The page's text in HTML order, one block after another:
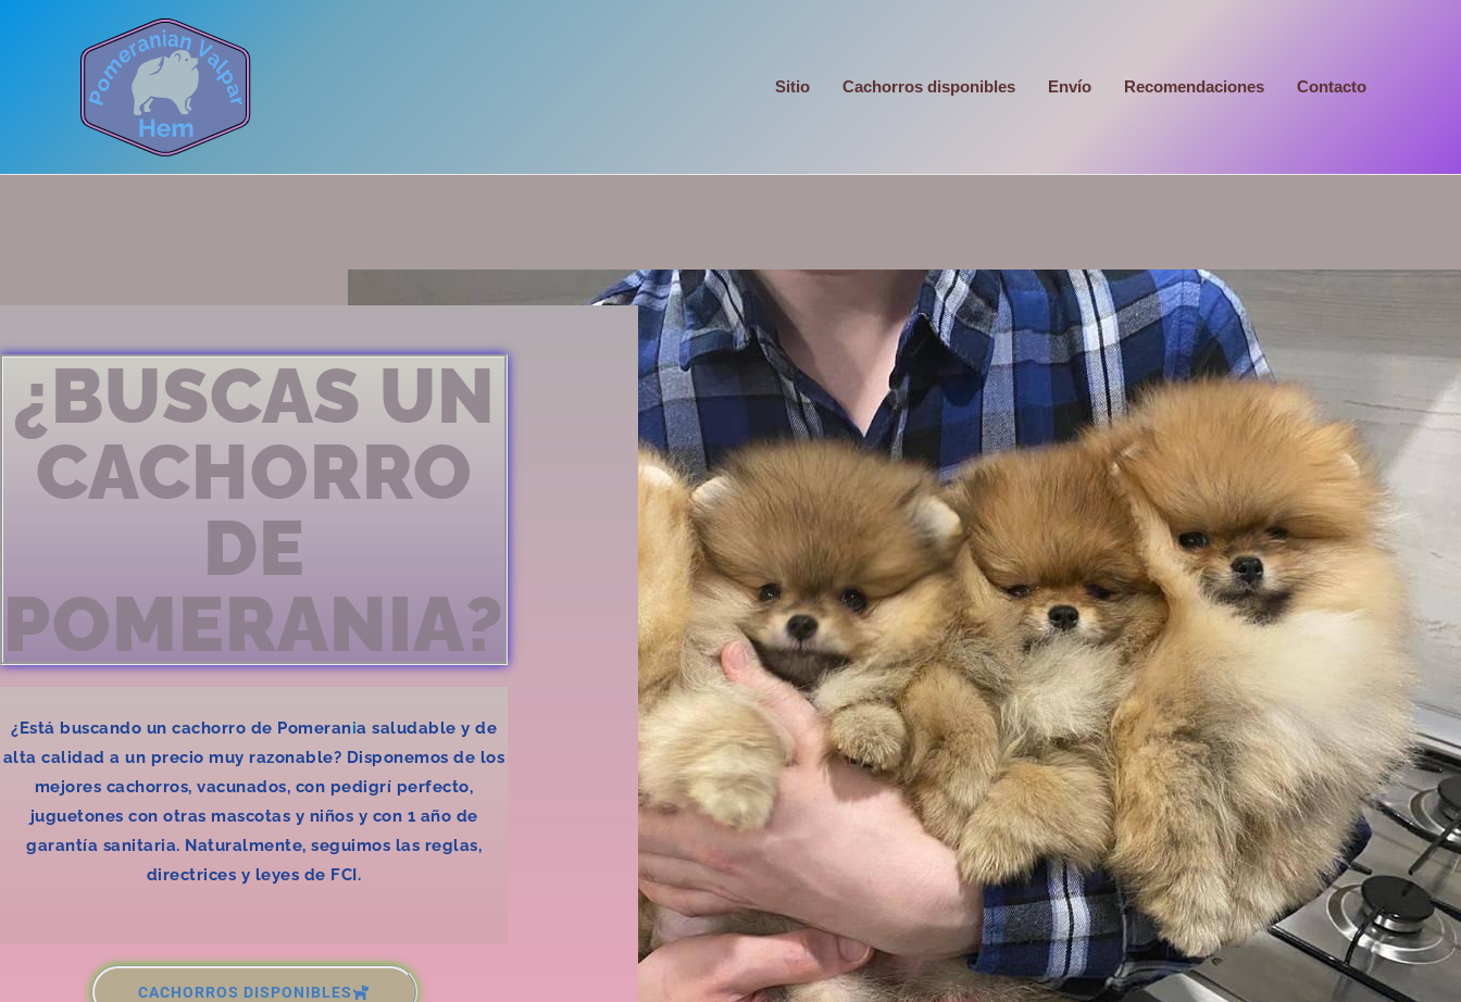
Sitio Cachorros disponibles Envío Recomendaciones Contacto
¿BUSCAS UN
CACHORRO
DE
POMERANIA?
¿Está buscando un cachorro de Pomerania saludable y de
alta calidad a un precio muy razonable? Disponemos de los
mejores cachorros, vacunados, con pedigrí perfecto,
juguetones con otras mascotas y niños y con 1 año de
garantía sanitaria. Naturalmente, seguimos las reglas,
directrices y leyes de FCI.
CACHORROS DISPONIBLES